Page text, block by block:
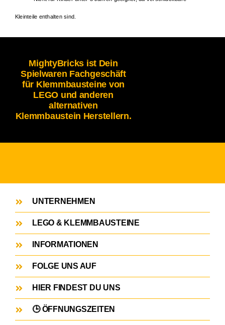
Kleinteile enthalten sind.
MightyBricks ist Dein
Spielwaren Fachgeschäft
für Klemmbausteine von
LEGO und anderen
alternativen
Klemmbaustein Herstellern.
UNTERNEHMEN
LEGO & KLEMMBAUSTEINE
INFORMATIONEN
FOLGE UNS AUF
HIER FINDEST DU UNS
🕒 ÖFFNUNGSZEITEN